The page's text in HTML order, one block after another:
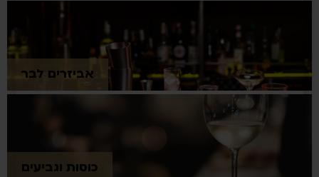
אביזרים לבר
כוסות וגביעים